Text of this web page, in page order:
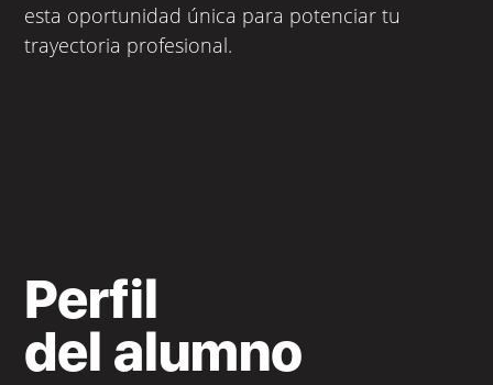
esta oportunidad única para potenciar tu
trayectoria profesional.
Perfil
del alumno